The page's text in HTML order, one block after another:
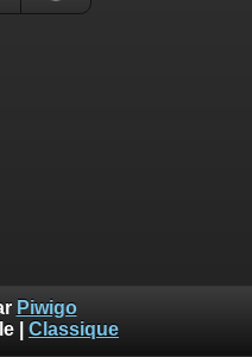
Piwigo
Classique